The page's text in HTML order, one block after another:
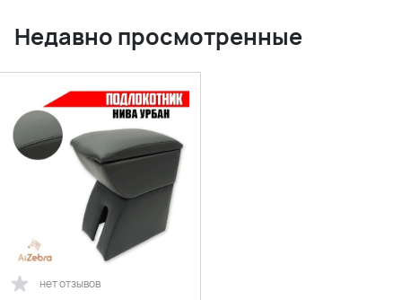
Недавно просмотренные
нет отзывов